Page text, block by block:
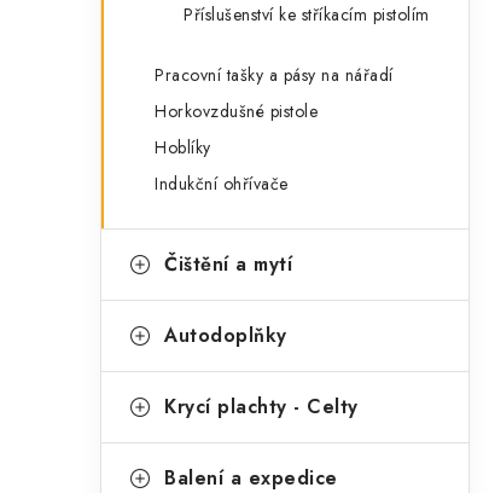
Příslušenství ke stříkacím pistolím
Pracovní tašky a pásy na nářadí
Horkovzdušné pistole
Hoblíky
Indukční ohřívače
Čištění a mytí
Autodoplňky
Krycí plachty - Celty
Balení a expedice